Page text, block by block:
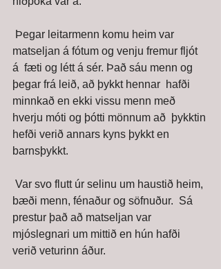
matseljan á fótum og venju fremur fljót
á  fæti og létt á sér. Það sáu menn og
þegar frá leið, að þykkt hennar  hafði
minnkað en ekki vissu menn með
hverju móti og þótti mönnum að  þykktin
hefði verið annars kyns þykkt en
barnsþykkt.
bæði menn, fénaður og söfnuður.  Sá
prestur það að matseljan var
mjóslegnari um mittið en hún hafði
verið veturinn áður.